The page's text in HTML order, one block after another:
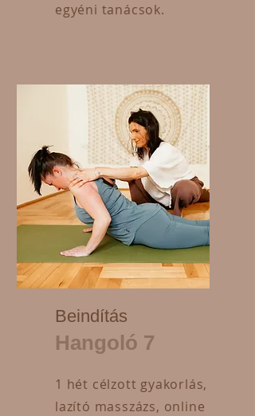
egyéni tanácsok.
Beindítás
Hangoló 7
1 hét célzott gyakorlás,
lazító masszázs, online